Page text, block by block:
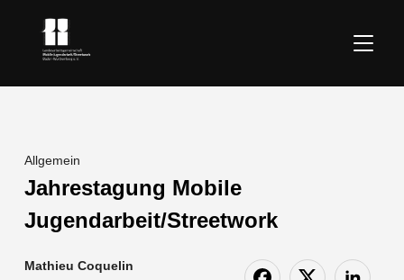
Allgemein
Jahrestagung Mobile
Jugendarbeit/Streetwork
Mathieu Coquelin